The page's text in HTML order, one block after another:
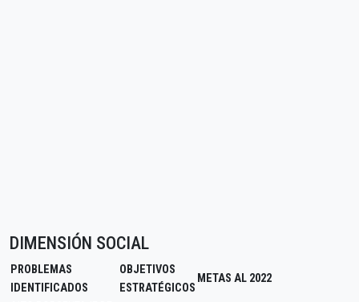
DIMENSIÓN SOCIAL
PROBLEMAS
IDENTIFICADOS
OBJETIVOS
ESTRATÉGICOS
METAS AL 2022